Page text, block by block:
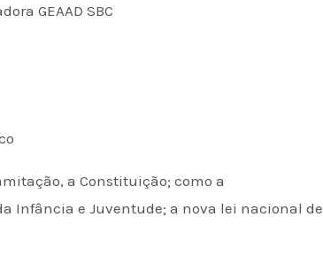
GEAAD SBC
a Constituição; como a
Infância e Juventude; a nova lei nacional de